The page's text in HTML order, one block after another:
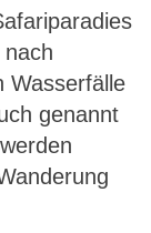
Wasserfälle
genannt